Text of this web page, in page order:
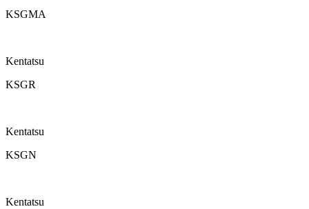
KSGMA
Kentatsu
KSGR
Kentatsu
KSGN
Kentatsu